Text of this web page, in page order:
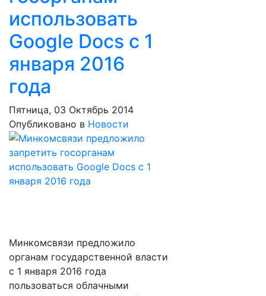
использовать
Google Docs с 1
января 2016
года
Пятница, 03 Октябрь 2014
Опубликовано в Новости
Минкомсвязи предложило
органам государственной власти
с 1 января 2016 года
пользоваться облачными